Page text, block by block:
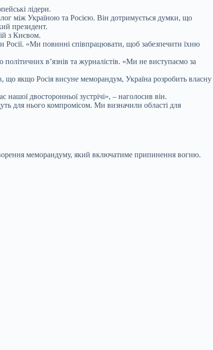
лідери.
між Україною та Росією. Він дотримується думки, що
президент.
з Києвом.
«Ми повинні співпрацювати, щоб забезпечити їхню
в’язнів та журналістів. «Ми не виступаємо за
що якщо Росія висуне меморандум, Україна розробить власну
двосторонньої зустрічі», – наголосив він.
для нього компромісом. Ми визначили області для
меморандуму, який включатиме припинення вогню.